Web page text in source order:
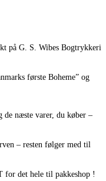
på G. S. Wibes Bogtrykkeri
første Boheme” og
de næste varer, du køber –
– resten følger med til
for det hele til pakkeshop !